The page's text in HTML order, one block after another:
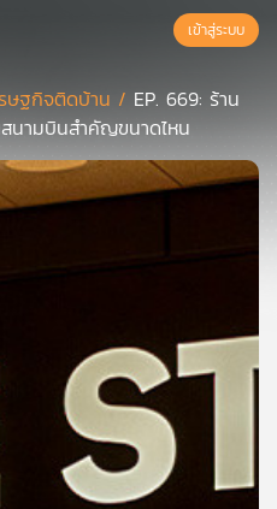
เข้าสู่ระบบ
ษฐกิจติดบ้าน / EP. 669: ร้าน
นามบินสำคัญขนาดไหน